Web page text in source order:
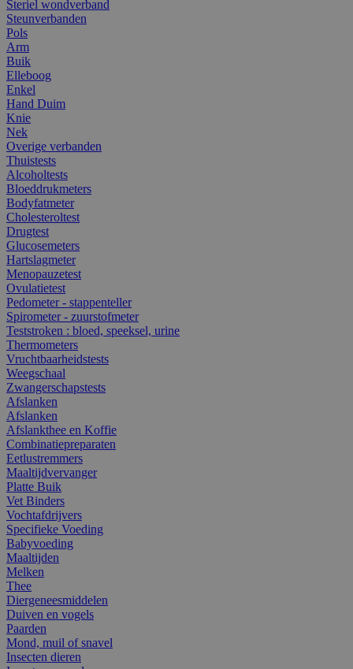
Steriel wondverband
Steunverbanden
Pols
Arm
Buik
Elleboog
Enkel
Hand Duim
Knie
Nek
Overige verbanden
Thuistests
Alcoholtests
Bloeddrukmeters
Bodyfatmeter
Cholesteroltest
Drugtest
Glucosemeters
Hartslagmeter
Menopauzetest
Ovulatietest
Pedometer - stappenteller
Spirometer - zuurstofmeter
Teststroken : bloed, speeksel, urine
Thermometers
Vruchtbaarheidstests
Weegschaal
Zwangerschapstests
Afslanken
Afslanken
Afslankthee en Koffie
Combinatiepreparaten
Eetlustremmers
Maaltijdvervanger
Platte Buik
Vet Binders
Vochtafdrijvers
Specifieke Voeding
Babyvoeding
Maaltijden
Melken
Thee
Diergeneesmiddelen
Duiven en vogels
Paarden
Mond, muil of snavel
Insecten dieren